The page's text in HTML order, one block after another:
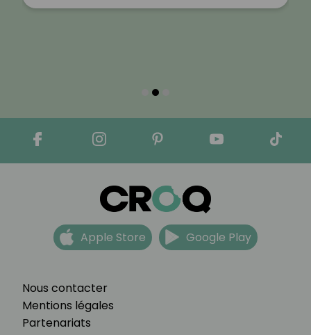
Nous contacter
Mentions légales
Partenariats
Apple Store Google Play